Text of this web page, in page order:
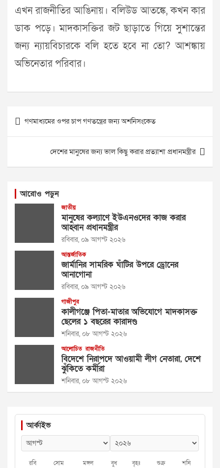
এখন রাজনীতির আঙিনায়। বলিউড আতঙ্কে, কখন কার
ডাক পড়ে। মাদকাসক্তির জট ছাড়াতে গিয়ে সুশান্তের
জন্য ন্যায়বিচারকে বলি হতে হবে না তো? আশঙ্কায়
অভিনেতার পরিবার।
Post
navigation
গণমাধ্যমের ওপর চাপ গণতন্ত্রের জন্য অশনিসংকেত
দেশের মানুষের জন্য ভাল কিছু করার প্রত্যাশা প্রধানমন্ত্রীর
আরোও পড়ুন
জাতীয়
মানুষের কল্যাণে ইউএনওদের কাজ করার
আহ্বান প্রধানমন্ত্রীর
রবিবার, ০৯ আগস্ট ২০২৬
আন্তর্জাতিক
জার্মানির সামরিক ঘাঁটির উপরে ড্রোনের
আনাগোনা
রবিবার, ০৯ আগস্ট ২০২৬
গাজীপুর
কালীগঞ্জে পিতা-মাতার অভিযোগে মাদকাসক্ত
ছেলের ১ বছরের কারাদণ্ড
শনিবার, ০৮ আগস্ট ২০২৬
আলোচিত রাজনীতি
বিদেশে নিরাপদে আওয়ামী লীগ নেতারা, দেশে
ঝুঁকিতে কর্মীরা
শনিবার, ০৮ আগস্ট ২০২৬
আর্কাইভ
রবি সোম মঙ্গল বুধ বৃহঃ শুক্র শনি